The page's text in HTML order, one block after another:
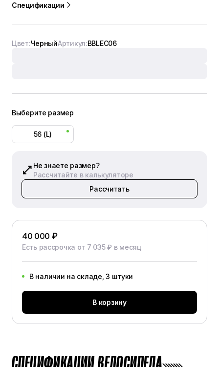
Спецификации
Цвет:ЧерныйАртикул:BBLEC06
Выберите размер
56 (L)
Не знаете размер?
Рассчитайте в калькуляторе
Рассчитать
40 000 ₽
Есть рассрочка от 7 035 ₽ в месяц
В наличии на складе, 3 штуки
В корзину